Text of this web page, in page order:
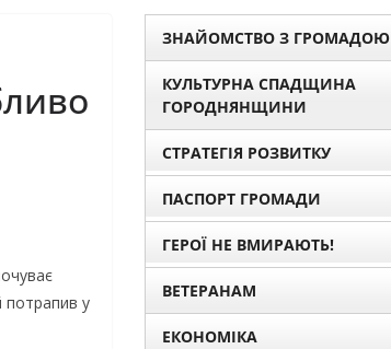
потрапив у
ЗНАЙОМСТВО З ГРОМАДОЮ
КУЛЬТУРНА СПАДЩИНА
ГОРОДНЯНЩИНИ
СТРАТЕГІЯ РОЗВИТКУ
ПАСПОРТ ГРОМАДИ
ГЕРОЇ НЕ ВМИРАЮТЬ!
ВЕТЕРАНАМ
ЕКОНОМІКА